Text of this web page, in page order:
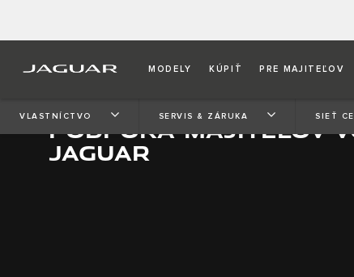
MODELY KÚPIŤ PRE MAJITEĽOV
VLASTNÍCTVO SERVIS & ZÁRUKA SIEŤ
PODPORA MAJITEĽOV
JAGUAR